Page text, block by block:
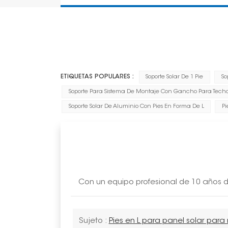
ETIQUETAS POPULARES : Soporte Solar De 1 Pie
Soporte Para Sistema De Montaje Con Gancho Para
Soporte Solar De Aluminio Con Pies En Forma De L
Con un equipo profesional de 10 años
Sujeto : Pies en L para panel solar